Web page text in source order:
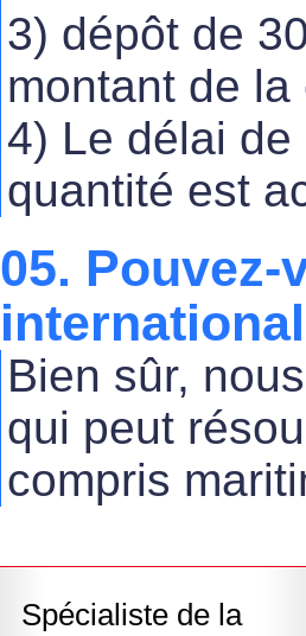
3) dépôt de
montant de
4) Le délai
quantité est
05.
Bien sûr,
qui peut
compris
Spécialiste de la